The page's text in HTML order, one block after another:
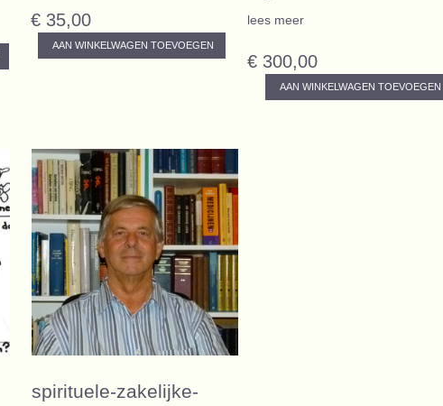
€ 35,00
AAN WINKELWAGEN TOEVOEGEN
lees meer
€ 300,00
AAN WINKELWAGEN TOEVOEGEN
spirituele-zakelijke-